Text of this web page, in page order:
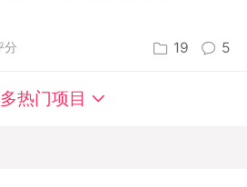
分 19 5
热门项目